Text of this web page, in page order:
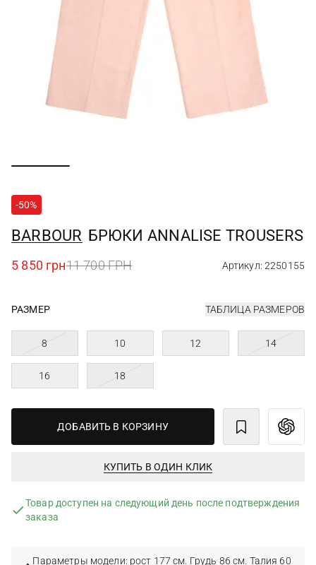
-50%
BARBOUR БРЮКИ ANNALISE TROUSERS
5 850 грн11 700 ГРН Артикул: 2250155
РАЗМЕР ТАБЛИЦА РАЗМЕРОВ
8 10 12 14
16 18
ДОБАВИТЬ В КОРЗИНУ
КУПИТЬ В ОДИН КЛИК
Товар доступен на следующий день после подтверждения
заказа
Параметры модели: рост 177 см. Грудь 86 см. Талия 60